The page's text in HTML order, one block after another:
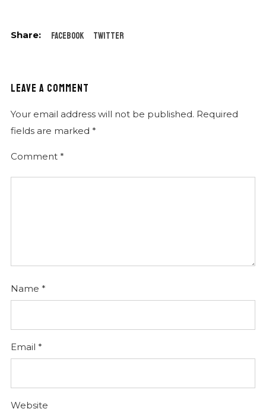
Facebook Twitter
LEAVE A COMMENT
Your email address will not be published. Required
fields are marked *
Comment *
Name *
Email *
Website